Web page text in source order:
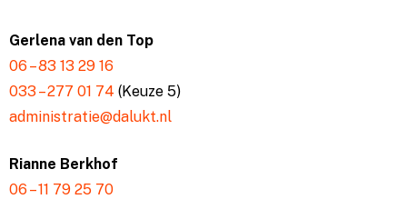
Gerlena van den Top
06 – 83 13 29 16
033 – 277 01 74 (Keuze 5)
administratie@dalukt.nl
Rianne Berkhof
06 – 11 79 25 70